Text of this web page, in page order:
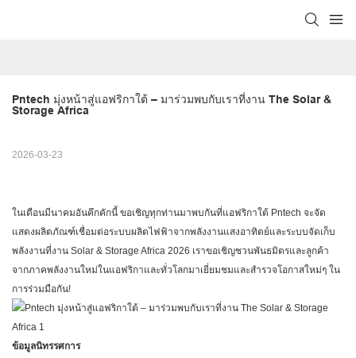
Pntech มุ่งหน้าสู่แอฟริกาใต้ – มาร่วมพบกับเราที่งาน The Solar &
Storage Africa
2026-03-23
ในเดือนมีนาคมอันคึกคักนี้ ขอเชิญทุกท่านมาพบกันที่แอฟริกาใต้ Pntech จะจัด
แสดงผลิตภัณฑ์เชื่อมต่อระบบผลิตไฟฟ้าจากพลังงานแสงอาทิตย์และระบบจัดเก็บ
พลังงานที่งาน Solar & Storage Africa 2026 เราขอเชิญชวนพันธมิตรและลูกค้า
จากภาคพลังงานใหม่ในแอฟริกาและทั่วโลกมาเยี่ยมชมและสำรวจโอกาสใหม่ๆ ใน
การร่วมมือกัน!
ข้อมูลนิทรรศการ